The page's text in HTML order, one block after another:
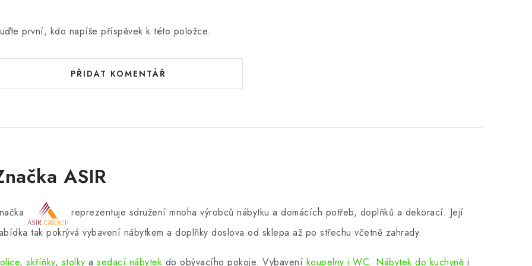
první, kdo napíše příspěvek k této položce.
PŘIDAT KOMENTÁŘ
ASIR
reprezentuje sdružení mnoha výrobců nábytku a domácích potřeb, doplňků a dekorací. Její
tak pokrývá vybavení nábytkem a doplňky doslova od sklepa až po střechu včetně zahrady.
, skříňky, stolky a sedací nábytek do obývacího pokoje. Vybavení koupelny i WC. Nábytek do kuchyně i